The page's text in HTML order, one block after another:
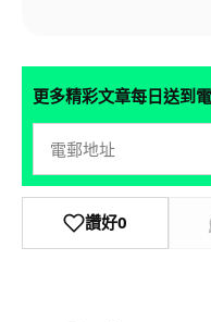
更多精彩文章每日送到
讚好0